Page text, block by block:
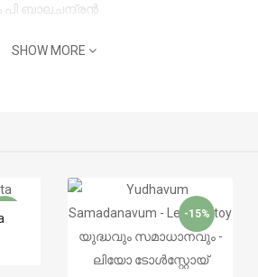
പി ബാലചന്ദ്രൻ
SHOW MORE
-15%